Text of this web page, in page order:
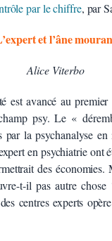
par le chiffre, par
et l’âne
Alice Viterbo
est avancé au
psy. Le «
par la psychanalyse
en psychiatrie ont
des économies.
t-il pas autre chose
centres experts